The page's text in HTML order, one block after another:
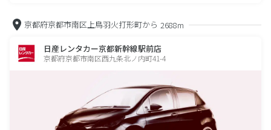
京都府京都市南区上鳥羽火打形町から 2688m
日産レンタカー京都新幹線駅前店
京都府京都市南区西九条北ノ内町41-4